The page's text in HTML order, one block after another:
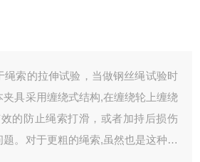
绳索的拉伸试验，当做钢丝绳试验时
具采用缠绕式结构,在缠绕轮上缠绕
的防止绳索打滑，或者加持后损伤
。对于更粗的绳索,虽然也是这种结